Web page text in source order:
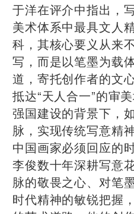
于洋在评介中指出，
美术体系中最具文人
科，其核心要义从来
写，而是以笔墨为载
道，寄托创作者的文
抵达“天人合一”的审
强国建设的背景下，
脉，实现传统写意精
中国画家必须回应的
李俊数十年深耕写意
脉的敬畏之心、对笔
时代精神的敏锐把握